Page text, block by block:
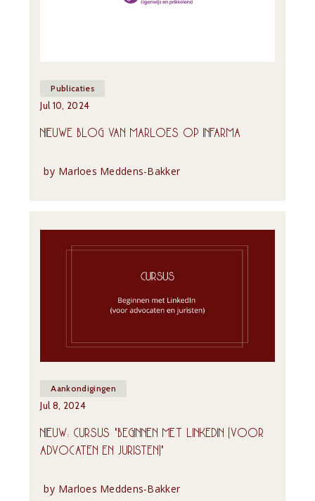
Publicaties
Jul 10, 2024
NIEUWE BLOG VAN MARLOES OP INFARMA
by Marloes Meddens-Bakker
Aankondigingen
Jul 8, 2024
NIEUW: CURSUS 'BEGINNEN MET LINKEDIN (VOOR
ADVOCATEN EN JURISTEN)'
by Marloes Meddens-Bakker